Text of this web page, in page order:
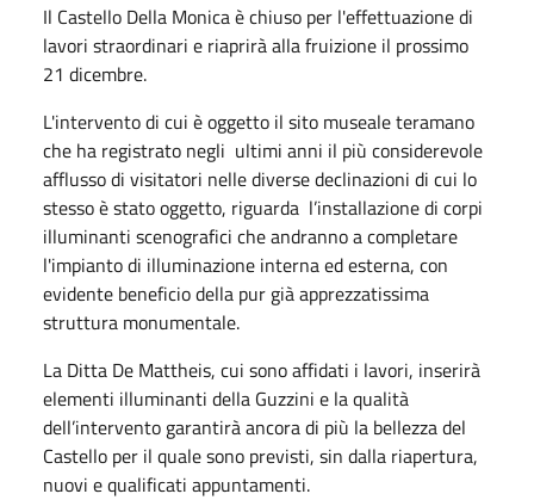
Il Castello Della Monica è chiuso per l'effettuazione di
lavori straordinari e riaprirà alla fruizione il prossimo
21 dicembre.
L'intervento di cui è oggetto il sito museale teramano
che ha registrato negli ultimi anni il più considerevole
afflusso di visitatori nelle diverse declinazioni di cui lo
stesso è stato oggetto, riguarda l’installazione di corpi
illuminanti scenografici che andranno a completare
l'impianto di illuminazione interna ed esterna, con
evidente beneficio della pur già apprezzatissima
struttura monumentale.
La Ditta De Mattheis, cui sono affidati i lavori, inserirà
elementi illuminanti della Guzzini e la qualità
dell’intervento garantirà ancora di più la bellezza del
Castello per il quale sono previsti, sin dalla riapertura,
nuovi e qualificati appuntamenti.